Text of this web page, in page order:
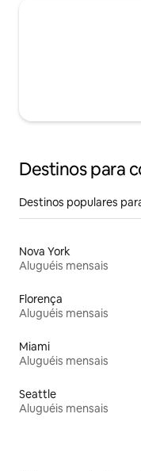
Destinos para
Destinos populares
Nova York
Aluguéis mensais
Florença
Aluguéis mensais
Miami
Aluguéis mensais
Seattle
Aluguéis mensais